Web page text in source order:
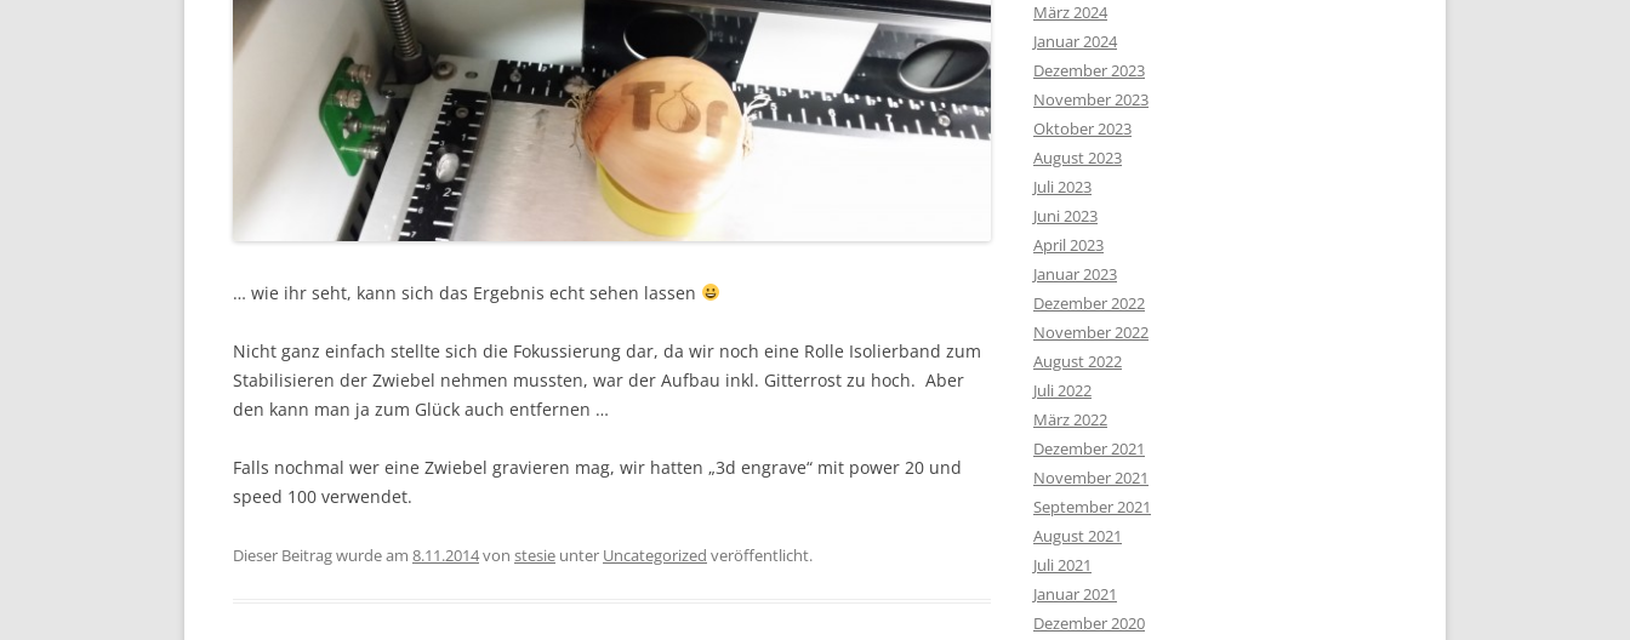
… wie ihr seht, kann sich das Ergebnis echt sehen lassen
Nicht ganz einfach stellte sich die Fokussierung dar, da wir noch eine Rolle Isolierband zum
Stabilisieren der Zwiebel nehmen mussten, war der Aufbau inkl. Gitterrost zu hoch. Aber
den kann man ja zum Glück auch entfernen …
Falls nochmal wer eine Zwiebel gravieren mag, wir hatten „3d engrave“ mit power 20 und
speed 100 verwendet.
Dieser Beitrag wurde am 8.11.2014von stesie unter Uncategorized veröffentlicht.
März 2024
Januar 2024
Dezember 2023
November 2023
Oktober 2023
August 2023
Juli 2023
Juni 2023
April 2023
Januar 2023
Dezember 2022
November 2022
August 2022
Juli 2022
März 2022
Dezember 2021
November 2021
September 2021
August 2021
Juli 2021
Januar 2021
Dezember 2020